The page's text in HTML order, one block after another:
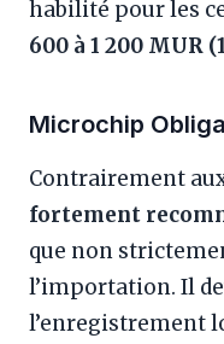
habilité pour les
600 à 1 200 MUR
Microchip
Contrairement
fortement
que non
l’importation. Il
l’enregistrement